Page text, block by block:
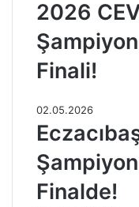
2026
Finali!
02.05.2026
Finalde!